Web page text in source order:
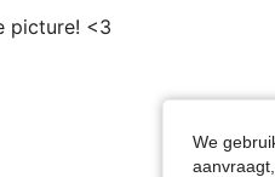
picture! <3
We